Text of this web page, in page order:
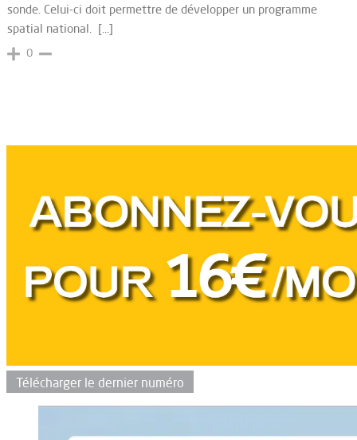
sonde. Celui-ci doit permettre de développer un programme
spatial national. […]
0
Télécharger le dernier numéro